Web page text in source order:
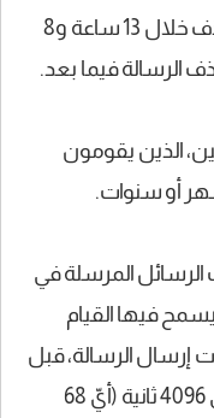
وإذا لم يتلق مستلم الرسالة طلب الحذف خلال 13 ساعة و8
الذين يقومون
أو سنوات.
المرسلة في
التي يسمح فيها القيام
توقيت إرسال الرسالة، قبل
أن يغير التطبيق مدة حذف الرسالة إلى 4096 ثانية (أيّ 68